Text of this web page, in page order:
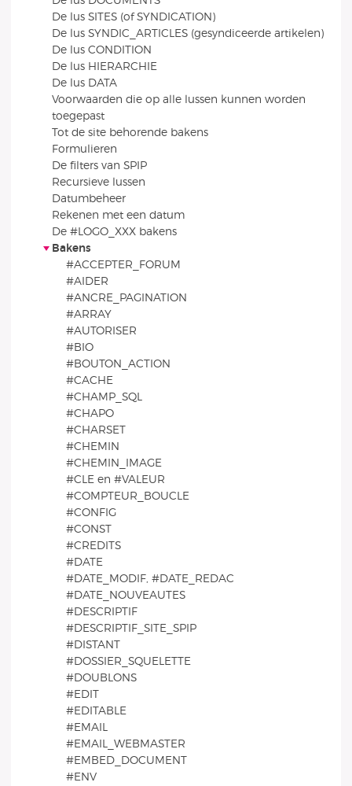
De lus SITES (of SYNDICATION)
De lus SYNDIC_ARTICLES (gesyndiceerde artikelen)
De lus CONDITION
De lus HIERARCHIE
De lus DATA
Voorwaarden die op alle lussen kunnen worden
toegepast
Tot de site behorende bakens
Formulieren
De filters van SPIP
Recursieve lussen
Datumbeheer
Rekenen met een datum
De #LOGO_XXX bakens
Bakens
#ACCEPTER_FORUM
#AIDER
#ANCRE_PAGINATION
#ARRAY
#AUTORISER
#BIO
#BOUTON_ACTION
#CACHE
#CHAMP_SQL
#CHAPO
#CHARSET
#CHEMIN
#CHEMIN_IMAGE
#CLE en #VALEUR
#COMPTEUR_BOUCLE
#CONFIG
#CONST
#CREDITS
#DATE
#DATE_MODIF, #DATE_REDAC
#DATE_NOUVEAUTES
#DESCRIPTIF
#DESCRIPTIF_SITE_SPIP
#DISTANT
#DOSSIER_SQUELETTE
#DOUBLONS
#EDIT
#EDITABLE
#EMAIL
#EMAIL_WEBMASTER
#EMBED_DOCUMENT
#ENV